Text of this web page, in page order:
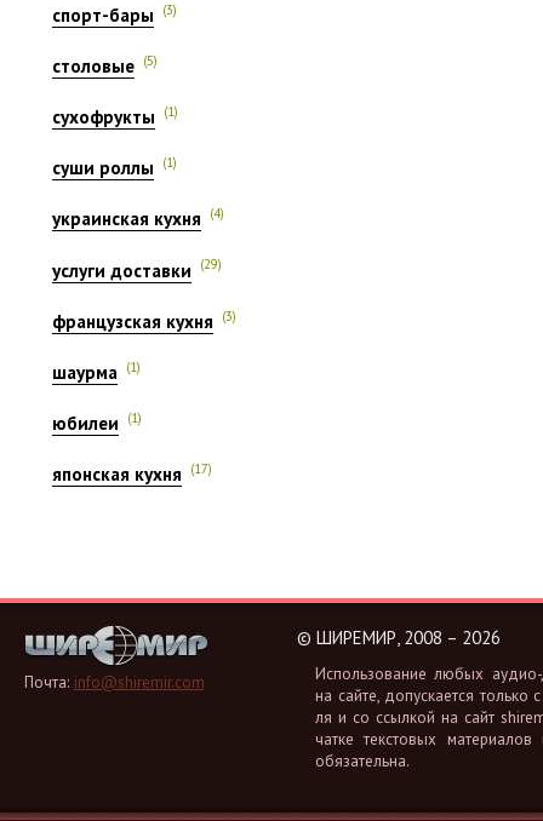
спорт-бары (3)
столовые (5)
сухофрукты (1)
суши роллы (1)
украинская кухня (4)
услуги доставки (29)
французская кухня (3)
шаурма (1)
юбилеи (1)
японская кухня (17)
Почта: info@shiremir.com
© ШИРЕМИР, 2008 – 2026
Ис­поль­зо­ва­ние любых
на сайте, до­пус­ка­ет­ся
ля и со ссыл­кой на сайт
чат­ке тек­сто­вых
обя­за­тель­на.